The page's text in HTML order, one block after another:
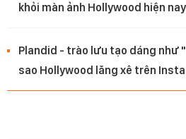
khỏi màn ảnh Hollywood hiện nay
Plandid - trào lưu tạo dáng như
sao Hollywood lăng xê trên